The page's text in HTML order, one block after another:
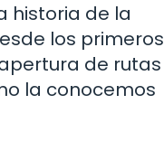
historia de la
los primeros
de rutas
la conocemos